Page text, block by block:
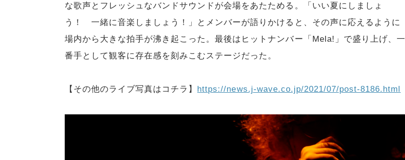
な歌声とフレッシュなバンドサウンドが会場をあたためる。「いい夏にしましょ
う！ 一緒に音楽しましょう！」とメンバーが語りかけると、その声に応えるように
場内から大きな拍手が沸き起こった。最後はヒットナンバー「Mela!」で盛り上げ、一
番手として観客に存在感を刻みこむステージだった。
【その他のライブ写真はコチラ】 https://news.j-wave.co.jp/2021/07/post-8186.html